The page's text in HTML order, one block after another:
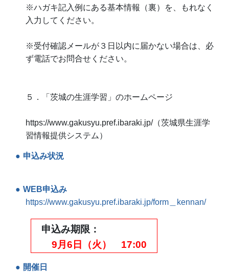
※ハガキ記入例にある基本情報（裏）を、もれなく
入力してください。
※受付確認メールが３日以内に届かない場合は、必
ず電話でお問合せください。
５．「茨城の生涯学習」のホームページ
https://www.gakusyu.pref.ibaraki.jp/（茨城県生涯学
習情報提供システム）
申込み状況
WEB申込み
https://www.gakusyu.pref.ibaraki.jp/form＿kennan/
申込み期限
9月6日（火） 17:00
開催日